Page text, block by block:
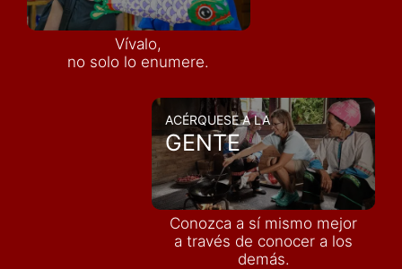
Vívalo,
no solo lo enumere.
ACÉRQUESE A LA
GENTE
Conozca a sí mismo mejor
a través de conocer a los
demás.